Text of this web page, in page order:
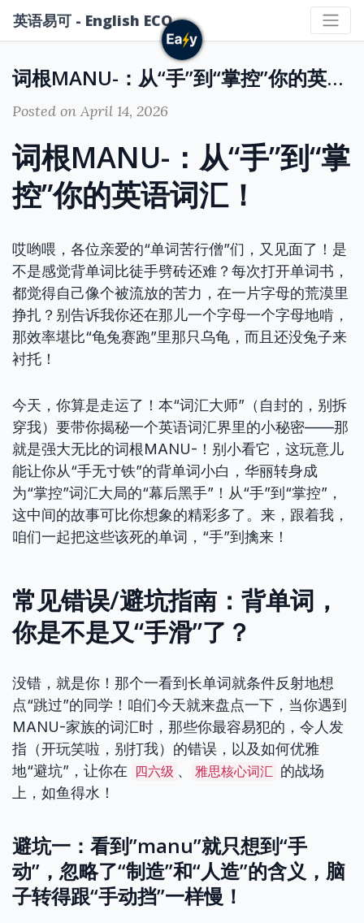
英语易可 - English ECO
词根MANU-：从“手”到“掌控”你的英语词汇！
Posted on April 14, 2026
词根MANU-：从“手”到“掌
控”你的英语词汇！
哎哟喂，各位亲爱的“单词苦行僧”们，又见面了！是
不是感觉背单词比徒手劈砖还难？每次打开单词书，
都觉得自己像个被流放的苦力，在一片字母的荒漠里
挣扎？别告诉我你还在那儿一个字母一个字母地啃，
那效率堪比“龟兔赛跑”里那只乌龟，而且还没兔子来
衬托！
今天，你算是走运了！本“词汇大师”（自封的，别拆
穿我）要带你揭秘一个英语词汇界里的小秘密——那
就是强大无比的词根MANU-！别小看它，这玩意儿
能让你从“手无寸铁”的背单词小白，华丽转身成
为“掌控”词汇大局的“幕后黑手”！从“手”到“掌控”，
这中间的故事可比你想象的精彩多了。来，跟着我，
咱们一起把这些该死的单词，“手”到擒来！
常见错误/避坑指南：背单词，
你是不是又“手滑”了？
没错，就是你！那个一看到长单词就条件反射地想
点“跳过”的同学！咱们今天就来盘点一下，当你遇到
MANU-家族的词汇时，那些你最容易犯的，令人发
指（开玩笑啦，别打我）的错误，以及如何优雅
地“避坑”，让你在
四六级 、 雅思核心词汇 的战场
上，如鱼得水！
避坑一：看到”manu”就只想到“手
动”，忽略了“制造”和“人造”的含义，脑
子转得跟“手动挡”一样慢！